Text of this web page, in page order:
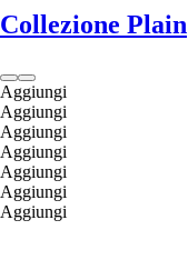
Collezione Plain
Aggiungi
Aggiungi
Aggiungi
Aggiungi
Aggiungi
Aggiungi
Aggiungi